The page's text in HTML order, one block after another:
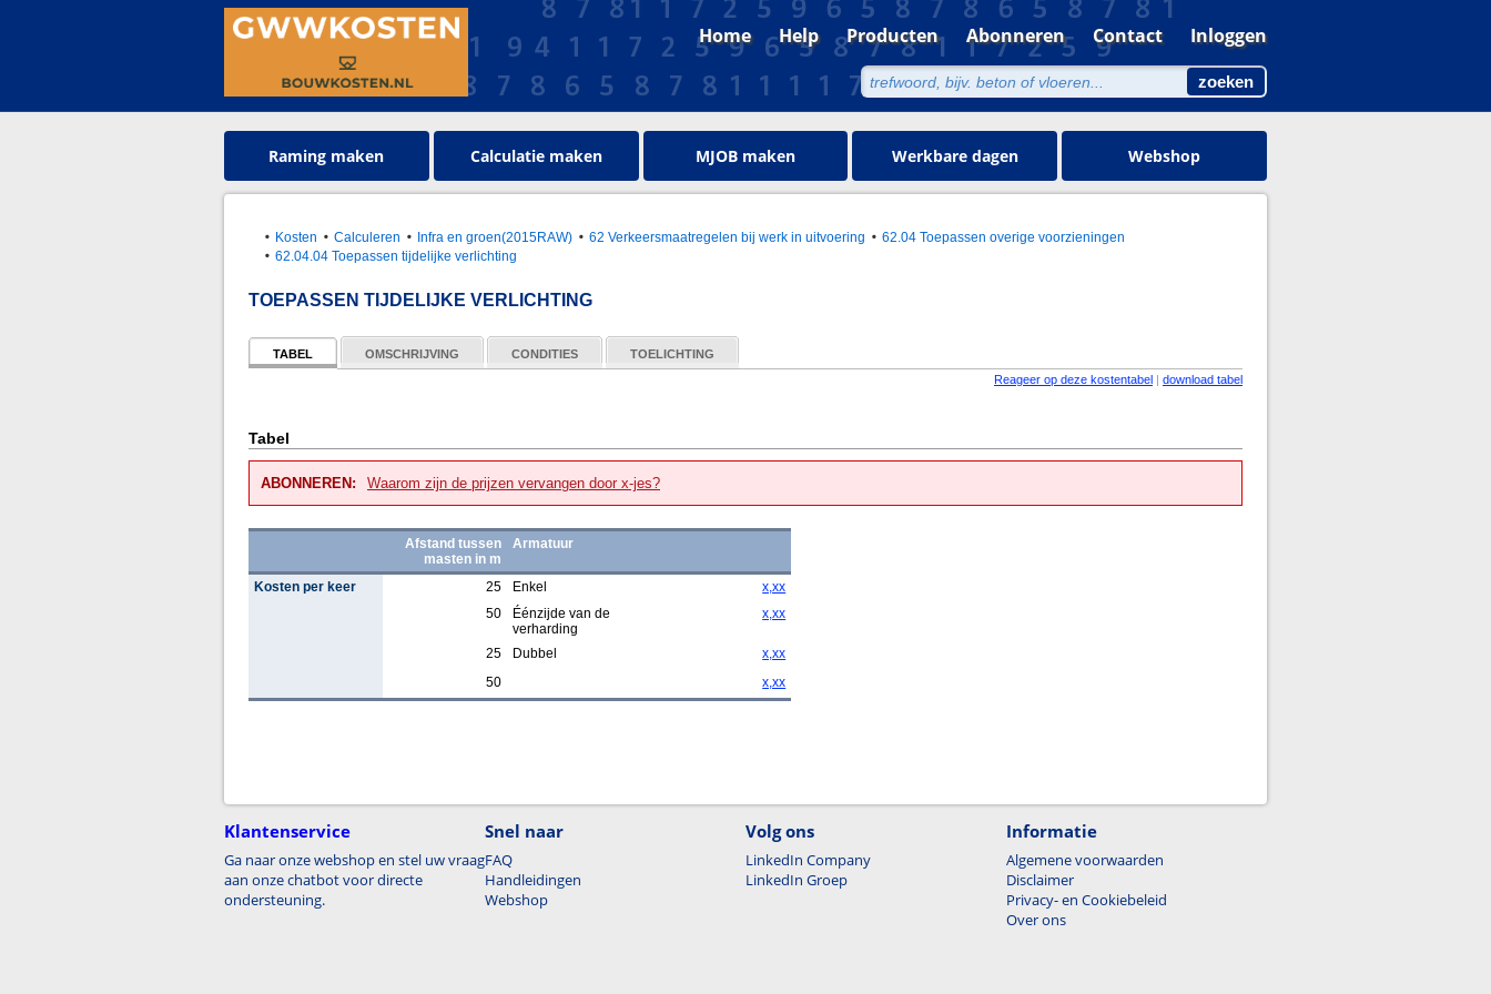
Home Help Producten Abonneren Contact Inloggen
Raming maken Calculatie maken MJOB maken Werkbare dagen Webshop
Kosten Calculeren Infra en groen(2015RAW) 62 Verkeersmaatregelen bij werk in uitvoering
62.04 Toepassen overige voorzieningen
62.04.04 Toepassen tijdelijke verlichting
TOEPASSEN TIJDELIJKE VERLICHTING
TABEL OMSCHRIJVING CONDITIES
TOELICHTING
Reageer op deze kostentabel | download tabel
Tabel
ABONNEREN: Waarom zijn de prijzen vervangen door x-jes?
Afstand tussen
masten in m
Armatuur
Kosten per keer 25 Enkel
x,xx
50
Éénzijde van de
verharding
x,xx
25 Dubbel
x,xx
50
x,xx
Klantenservice
Ga naar onze webshop en stel uw vraag
aan onze chatbot voor directe
ondersteuning.
Snel naar
FAQ
Handleidingen
Webshop
Volg ons
LinkedIn Company
LinkedIn Groep
Informatie
Algemene voorwaarden
Disclaimer
Privacy- en Cookiebeleid
Over ons